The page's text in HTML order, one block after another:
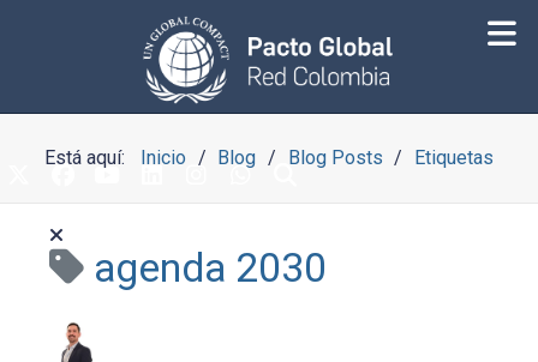
Está aquí: Inicio Blog Blog Posts Etiquetas
agenda 2030